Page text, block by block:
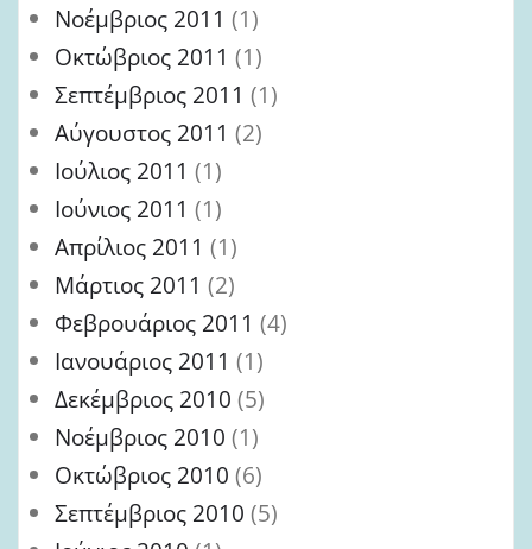
Νοέμβριος 2011 (1)
Οκτώβριος 2011 (1)
Σεπτέμβριος 2011 (1)
Αύγουστος 2011 (2)
Ιούλιος 2011 (1)
Ιούνιος 2011 (1)
Απρίλιος 2011 (1)
Μάρτιος 2011 (2)
Φεβρουάριος 2011 (4)
Ιανουάριος 2011 (1)
Δεκέμβριος 2010 (5)
Νοέμβριος 2010 (1)
Οκτώβριος 2010 (6)
Σεπτέμβριος 2010 (5)